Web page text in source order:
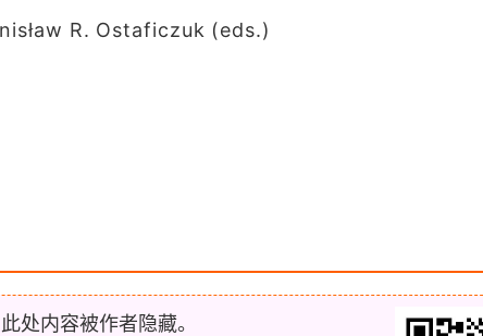
R. Ostaficzuk (eds.)
处内容被作者隐藏。